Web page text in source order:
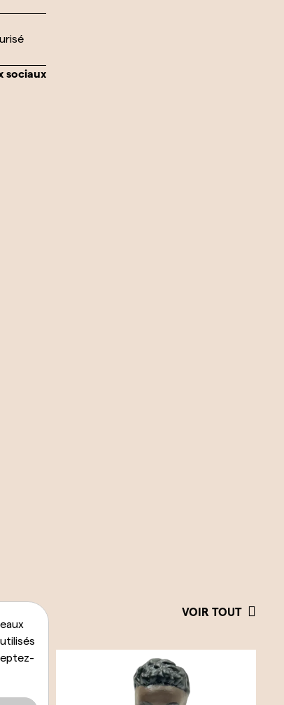
sociaux
VOIR TOUT